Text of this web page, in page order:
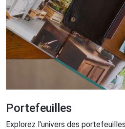
Portefeuilles
Explorez l'univers des